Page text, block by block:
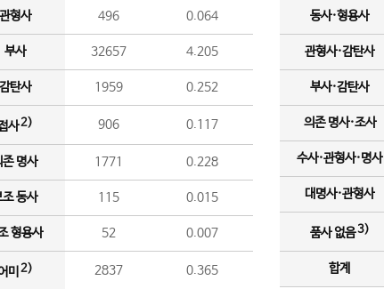
형사 496 0.064
부사 32657 4.205
탄사 1959 0.252
사2) 906 0.117
존 명사 1771 0.228
조 동사 115 0.015
형용사 52 0.007
미 2) 2837 0.365
동사·형용사
관형사·감탄사
부사·감탄사
의존 명사·조사
수사·관형사·명사
대명사·관형사
품사 없음3)
합계